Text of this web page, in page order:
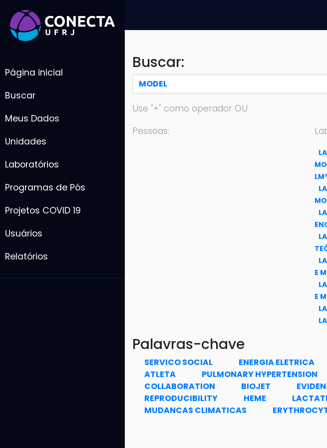
Página inicial
Buscar
Meus Dados
Unidades
Laboratórios
Programas de Pós
Projetos COVID 19
Usuários
Relatórios
Buscar:
Use "+" como operador OU
Pessoas:
E
E
Palavras-chave
SERVICO SOCIAL ENERGIA ELETRICA
ATLETA
PULMONARY HYPERTENSION
COLLABORATION
BIOJET
REPRODUCIBILITY
HEME
MUDANCAS CLIMATICAS